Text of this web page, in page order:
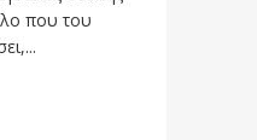
που του